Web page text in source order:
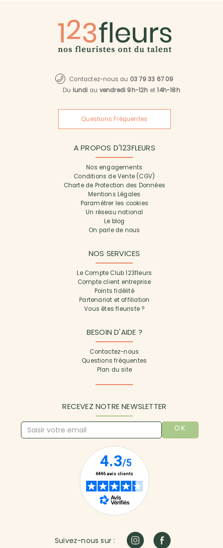
Contactez-nous au 03 79 33 67 09
Du lundi au vendredi 9h-12h et14h-18h
Questions Fréquentes
A PROPOS D'123FLEURS
Nos engagements
Conditions de Vente (CGV)
Charte de Protection des Données
Mentions Légales
Paramétrer les cookies
Un réseau national
Le blog
On parle de nous
NOS SERVICES
Le Compte Club 123fleurs
Compte client entreprise
Points fidélité
Partenariat et affiliation
Vous êtes fleuriste ?
BESOIN D'AIDE ?
Contactez-nous
Questions fréquentes
Plan du site
RECEVEZ NOTRE NEWSLETTER
OK
Suivez-nous sur :